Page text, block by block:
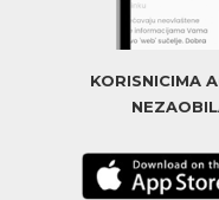
KORISNICIMA